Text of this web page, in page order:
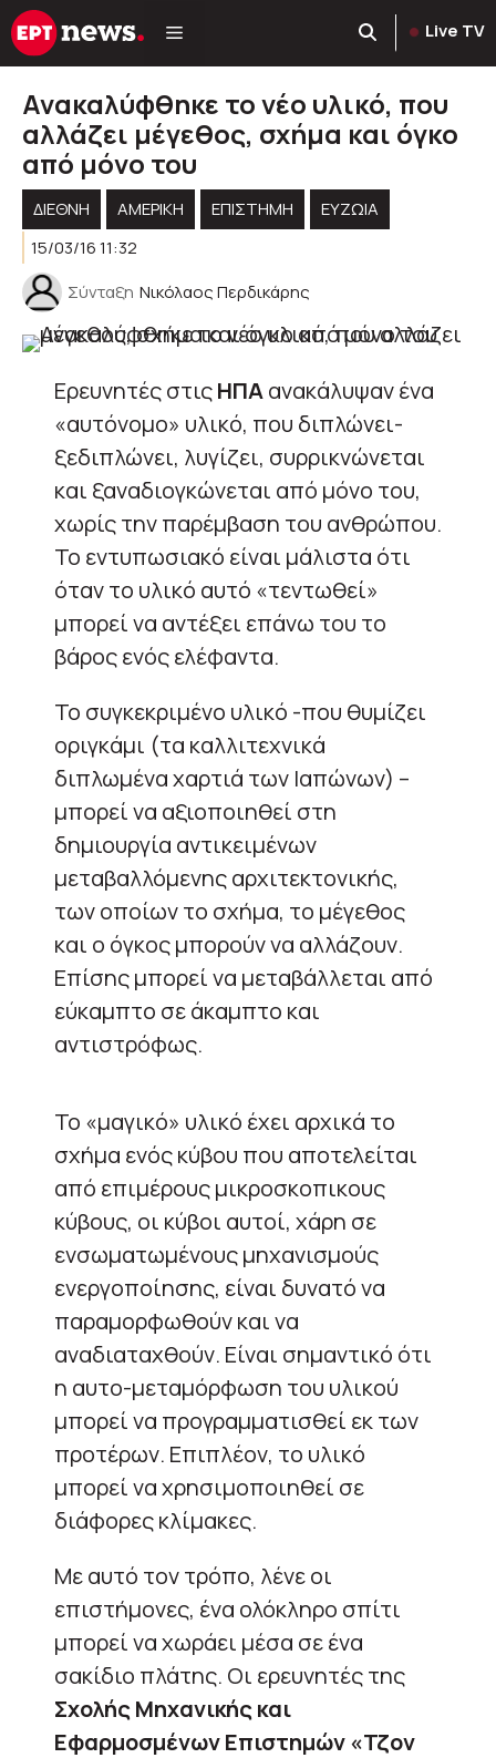
Μετάβαση
σε
Live TV
Ανακαλύφθηκε το νέο υλικό, που
αλλάζει μέγεθος, σχήμα και όγκο
από μόνο του
ΔΙΕΘΝΗ ΑΜΕΡΙΚΉ ΕΠΙΣΤΗΜΗ
ΕΥΖΩΙΑ
15/03/16 11:32
Σύνταξη Νικόλαος Περδικάρης
Ερευνητές στιςΗΠΑανακάλυψαν ένα
«αυτόνομο» υλικό, που διπλώνει-
ξεδιπλώνει, λυγίζει, συρρικνώνεται
και ξαναδιογκώνεται από μόνο του,
χωρίς την παρέμβαση του ανθρώπου.
Το εντυπωσιακό είναι μάλιστα ότι
όταν το υλικό αυτό «τεντωθεί»
μπορεί να αντέξει επάνω του το
βάρος ενός ελέφαντα.
Το συγκεκριμένο υλικό -που θυμίζει
οριγκάμι (τα καλλιτεχνικά
διπλωμένα χαρτιά των Ιαπώνων) –
μπορεί να αξιοποιηθεί στη
δημιουργία αντικειμένων
μεταβαλλόμενης αρχιτεκτονικής,
των οποίων το σχήμα, το μέγεθος
και ο όγκος μπορούν να αλλάζουν.
Επίσης μπορεί να μεταβάλλεται από
εύκαμπτο σε άκαμπτο και
αντιστρόφως.
Το «μαγικό» υλικό έχει αρχικά το
σχήμα ενός κύβου που αποτελείται
από επιμέρους μικροσκοπικους
κύβους, οι κύβοι αυτοί, χάρη σε
ενσωματωμένους μηχανισμούς
ενεργοποίησης, είναι δυνατό να
παραμορφωθούν και να
αναδιαταχθούν. Είναι σημαντικό ότι
η αυτο-μεταμόρφωση του υλικού
μπορεί να προγραμματισθεί εκ των
προτέρων. Επιπλέον, το υλικό
μπορεί να χρησιμοποιηθεί σε
διάφορες κλίμακες.
Με αυτό τον τρόπο, λένε οι
επιστήμονες, ένα ολόκληρο σπίτι
μπορεί να χωράει μέσα σε ένα
σακίδιο πλάτης. Οι ερευνητές της
Σχολής Μηχανικής και
Εφαρμοσμένων Επιστημών «Τζον